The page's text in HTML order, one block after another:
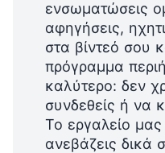
ενσωματώσεις
αφηγήσεις,
στα βίντεό σου
πρόγραμμα
καλύτερο: δεν
συνδεθείς ή να
Το εργαλείο μας
ανεβάζεις δικά